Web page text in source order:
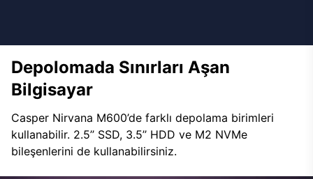
Depolomada Sınırları Aşan
Bilgisayar
Casper Nirvana M600’de farklı depolama birimleri
kullanabilir. 2.5’’ SSD, 3.5’’ HDD ve M2 NVMe
bileşenlerini de kullanabilirsiniz.